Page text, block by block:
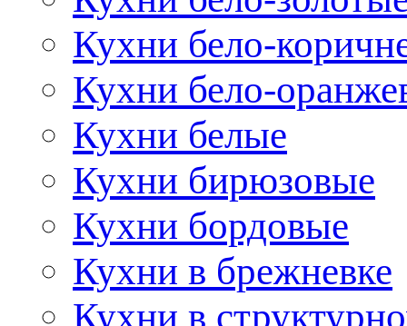
Кухни бело-
Кухни бело-
Кухни белые
Кухни бирюзовые
Кухни бордовые
Кухни в брежневке
Кухни в